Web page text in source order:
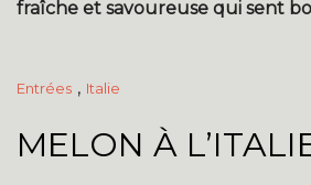
fraîche et savoureuse qui sent
Entrées , Italie
MELON À